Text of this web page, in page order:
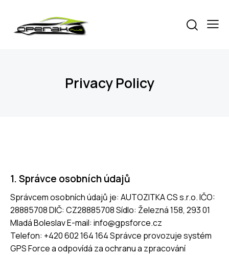
Privacy Policy
1. Správce osobních údajů
Správcem osobních údajů je: AUTOZITKA CS s.r.o. IČO:
28885708 DIČ: CZ28885708 Sídlo: Železná 158, 293 01
Mladá Boleslav E-mail: info@gpsforce.cz
Telefon: +420 602 164 164 Správce provozuje systém
GPS Force a odpovídá za ochranu a zpracování